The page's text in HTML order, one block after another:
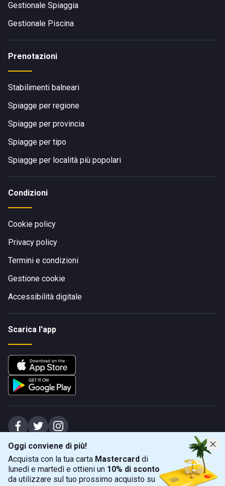
Oggi conviene di più!
Acquista con la tua carta Mastercard di
lunedì e martedì e ottieni un 10% di sconto
da utilizzare sul tuo prossimo acquisto su
Gestionale Spiaggia
Gestionale Piscina
Prenotazioni
Stabilimenti balneari
Spiagge per regione
Spiagge per provincia
Spiagge per tipo
Spiagge per località più popolari
Condizioni
Cookie policy
Privacy policy
Termini e condizioni
Gestione cookie
Accessibilità digitale
Scarica l'app
Spiagge Srl - Sede legale: Via Marecchiese 48, 47923 Rimini (RN), IT -
capitale sociale Euro 31245,57 - Iscritta al registro delle imprese di Rimini
Sede operativa: Via Flaminia 180, 47924 Rimini (RN), IT
+39 0541 772375
info@spiagge.it - p.i./c.f. 04536640404